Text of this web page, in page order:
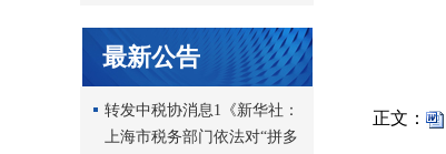
最新公告
转发中税协消息1《新华社：
上海市税务部门依法对“拼多
正文：